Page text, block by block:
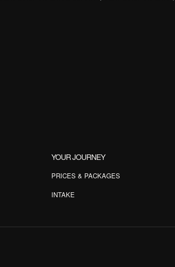
YOUR JOURNEY
PRICES & PACKAGES
INTAKE